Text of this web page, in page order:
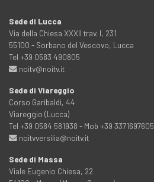
Sede di Lucca
Via della Chiesa XXXII trav. I, 231
55100 - Sorbano del Vescovo, Lucca
Tel +39 0583 490805
noitv@noitv.it
Sede di Viareggio
Corso Garibaldi, 44
Viareggio (Lucca)
Tel +39 0584 581938 - Mob +39 3371697605
noitvversilia@noitv.it
Sede di Massa
Viale Eugenio Chiesa, 22